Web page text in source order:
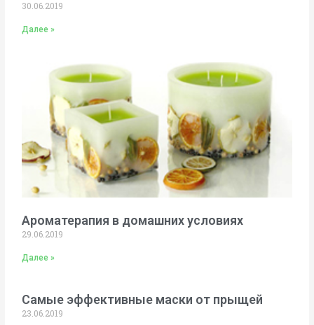
30.06.2019
Далее »
Ароматерапия в домашних условиях
29.06.2019
Далее »
Самые эффективные маски от прыщей
23.06.2019